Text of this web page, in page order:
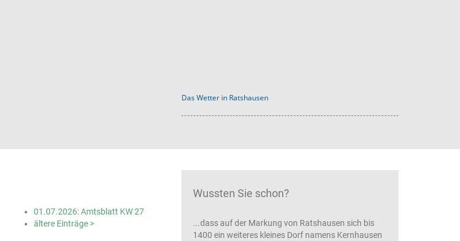
Das Wetter in Ratshausen
01.07.2026: Amtsblatt KW 27
ältere Einträge >
Wussten Sie schon?
...dass auf der Markung von Ratshausen sich bis
1400 ein weiteres kleines Dorf namens Kernhausen